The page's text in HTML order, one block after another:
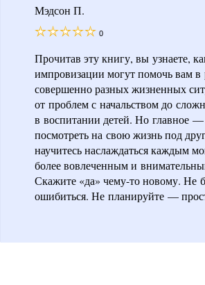
Мэдсон П.
0
Прочитав эту книгу, вы узнаете,
импровизации могут помочь вам в
совершенно разных жизненных
от проблем с начальством до
в воспитании детей. Но главное
посмотреть на свою жизнь под
научитесь наслаждаться каждым
более вовлеченным и
Скажите «да» чему-то новому. Не
ошибиться. Не планируйте —